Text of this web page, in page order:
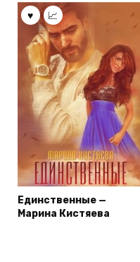
Единственные —
Марина Кистяева